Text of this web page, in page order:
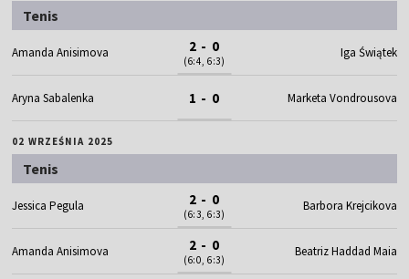
Tenis
Amanda Anisimova 2 - 0
(6:4, 6:3)
Iga Świątek
Aryna Sabalenka 1 - 0 Marketa Vondrousova
02 WRZEŚNIA 2025
Tenis
Jessica Pegula 2 - 0
(6:3, 6:3)
Barbora Krejcikova
Amanda Anisimova 2 - 0
(6:0, 6:3)
Beatriz Haddad Maia